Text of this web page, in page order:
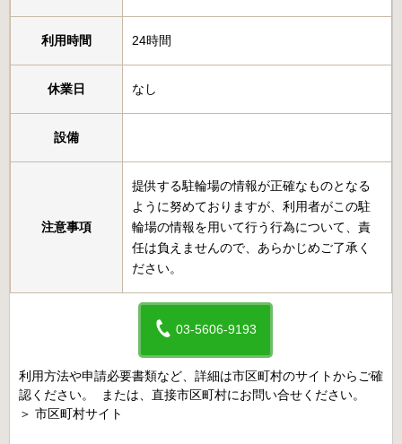
利用時間 24時間
休業日 なし
設備
注意事項
提供する駐輪場の情報が正確なものとなる
ように努めておりますが、利用者がこの駐
輪場の情報を用いて行う行為について、責
任は負えませんので、あらかじめご了承く
ださい。
03-5606-9193
利用方法や申請必要書類など、詳細は市区町村のサイトからご確
認ください。 または、直接市区町村にお問い合せください。
＞ 市区町村サイト